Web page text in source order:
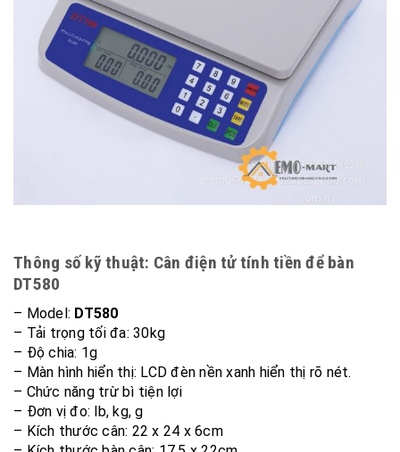
Thông số kỹ thuật: Cân điện tử tính tiền để bàn
DT580
– Model: DT580
– Tải trọng tối đa: 30kg
– Độ chia: 1g
– Màn hình hiển thị: LCD đèn nền xanh hiển thị rõ nét.
– Chức năng trừ bì tiện lợi
– Đơn vị đo: lb, kg, g
– Kích thước cân: 22 x 24 x 6cm